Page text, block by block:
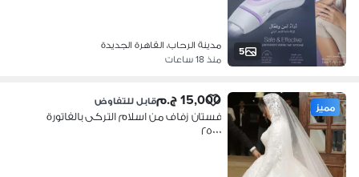
5
مدينة الرحاب، القاهرة الجديدة
منذ 18 ساعات
مميز 15,000 ج.م قابل للتفاوض
فستان زفاف من اسلام التركى بالفاتورة
٢٥٠٠٠